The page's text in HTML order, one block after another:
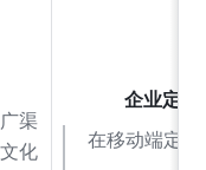
渠
化
企业定
在移动端定